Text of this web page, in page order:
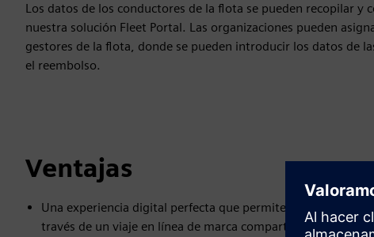
Los datos de los conductores de la flota se pueden recopilar y
nuestra solución Fleet Portal. Las organizaciones pueden
gestores de la flota, donde se pueden introducir los datos de
el reembolso.
Ventajas
Una experiencia digital perfecta que permite a sus
través de un viaje en línea de marca compartida, con